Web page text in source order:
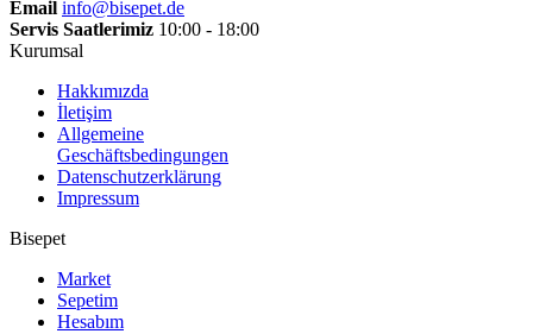
Email info@bisepet.de
Servis Saatlerimiz 10:00 - 18:00
Kurumsal
Hakkımızda
İletişim
Allgemeine
Geschäftsbedingungen
Datenschutzerklärung
Impressum
Bisepet
Market
Sepetim
Hesabım